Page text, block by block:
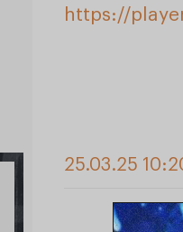
https://
25.03.25